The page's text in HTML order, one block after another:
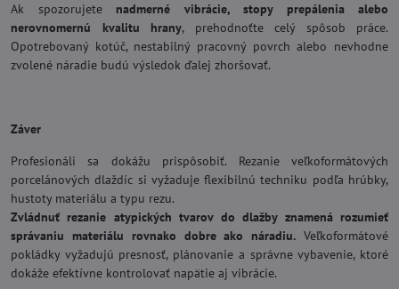
Ak spozorujete nadmerné vibrácie, stopy prepálenia alebo
nerovnomernú kvalitu hrany, prehodnoťte celý spôsob práce.
Opotrebovaný kotúč, nestabilný pracovný povrch alebo nevhodne
zvolené náradie budú výsledok ďalej zhoršovať.
Záver
Profesionáli sa dokážu prispôsobiť. Rezanie veľkoformátových
porcelánových dlaždíc si vyžaduje flexibilnú techniku podľa hrúbky,
hustoty materiálu a typu rezu.
Zvládnuť rezanie atypických tvarov do dlažby znamená rozumieť
správaniu materiálu rovnako dobre ako náradiu. Veľkoformátové
pokládky vyžadujú presnosť, plánovanie a správne vybavenie, ktoré
dokáže efektívne kontrolovať napätie aj vibrácie.